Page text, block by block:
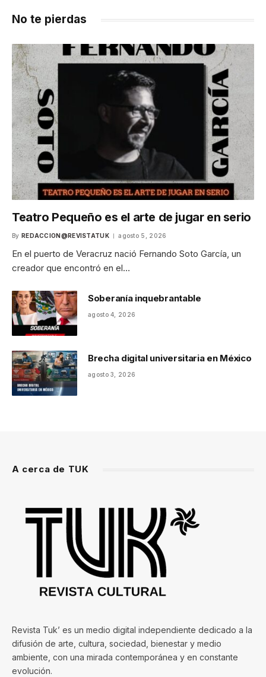
No te pierdas
Teatro Pequeño es el arte de jugar en serio
By REDACCION@REVISTATUK agosto 5, 2026
En el puerto de Veracruz nació Fernando Soto García, un
creador que encontró en el…
Soberanía inquebrantable
agosto 4, 2026
Brecha digital universitaria en México
agosto 3, 2026
A cerca de TUK
Revista Tuk’ es un medio digital independiente dedicado a la
difusión de arte, cultura, sociedad, bienestar y medio
ambiente, con una mirada contemporánea y en constante
evolución.